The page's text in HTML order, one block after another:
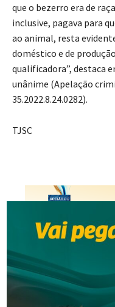
que o bezerro era de
inclusive, pagava para
ao animal, resta
doméstico e de
qualificadora”, destaca
unânime (Apelação
35.2022.8.24.0282).​
TJSC